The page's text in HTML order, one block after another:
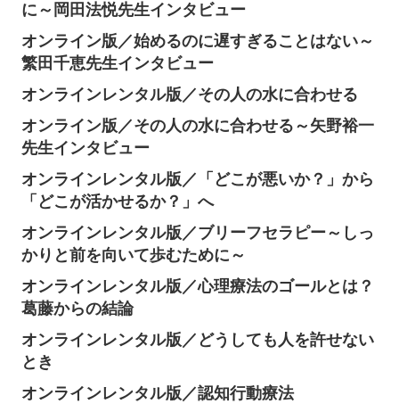
に～岡田法悦先生インタビュー
オンライン版／始めるのに遅すぎることはない～
繁田千恵先生インタビュー
オンラインレンタル版／その人の水に合わせる
オンライン版／その人の水に合わせる～矢野裕一
先生インタビュー
オンラインレンタル版／「どこが悪いか？」から
「どこが活かせるか？」へ
オンラインレンタル版／ブリーフセラピー～しっ
かりと前を向いて歩むために～
オンラインレンタル版／心理療法のゴールとは？
葛藤からの結論
オンラインレンタル版／どうしても人を許せない
とき
オンラインレンタル版／認知行動療法